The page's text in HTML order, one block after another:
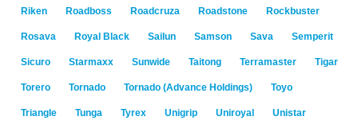
Riken Roadboss Roadcruza Roadstone Rockbuster
Rosava Royal Black Sailun Samson Sava Semperit
Sicuro Starmaxx Sunwide Taitong Terramaster Tigar
Torero Tornado Tornado (Advance Holdings) Toyo
Triangle Tunga Tyrex Unigrip Uniroyal Unistar